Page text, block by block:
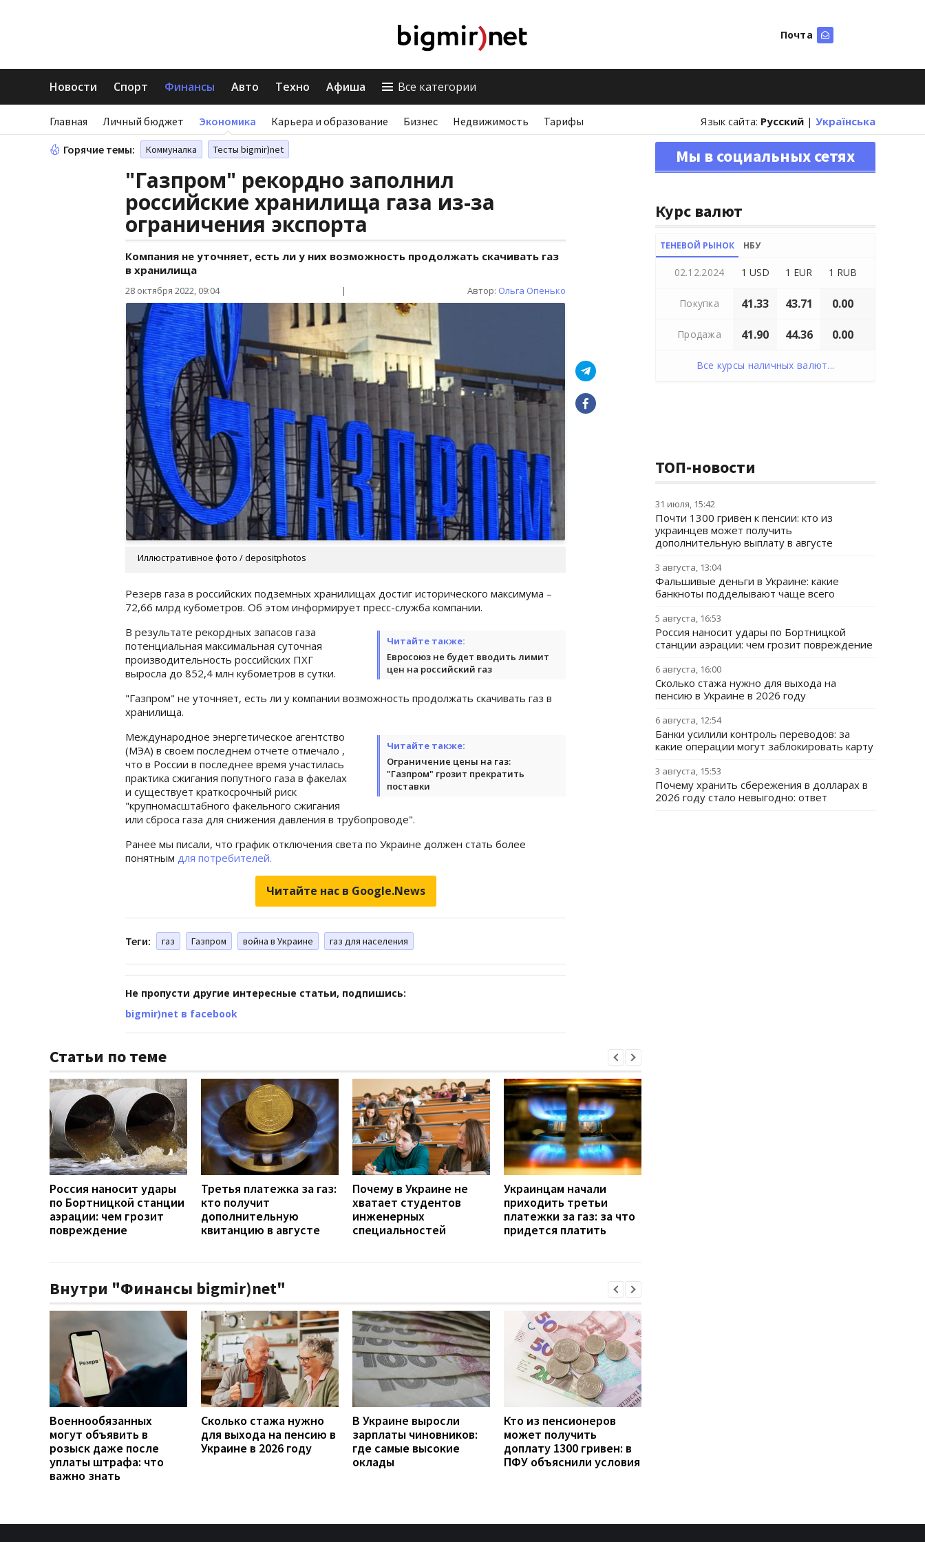
Почта
Новости Спорт Финансы Авто Техно Афиша Все категории
Главная Личный бюджет Экономика Карьера и образование Бизнес Недвижимость Тарифы Язык сайта: Русский | Українська
Горячие темы: Коммуналка Тесты bigmir)net
"Газпром" рекордно заполнил
российские хранилища газа из-за
ограничения экспорта
Компания не уточняет, есть ли у них возможность продолжать скачивать газ
в хранилища
28 октября 2022, 09:04 | Автор: Ольга Опенько
Иллюстративное фото / depositphotos
Резерв газа в российских подземных хранилищах достиг исторического максимума –
72,66 млрд кубометров. Об этом информирует пресс-служба компании.
Читайте также:
Евросоюз не будет вводить лимит
цен на российский газ
В результате рекордных запасов газа
потенциальная максимальная суточная
производительность российских ПХГ
выросла до 852,4 млн кубометров в сутки.
"Газпром" не уточняет, есть ли у компании возможность продолжать скачивать газ в
хранилища.
Читайте также:
Ограничение цены на газ:
"Газпром" грозит прекратить
поставки
Международное энергетическое агентство
(МЭА) в своем последнем отчете отмечало ,
что в России в последнее время участилась
практика сжигания попутного газа в факелах
и существует краткосрочный риск
"крупномасштабного факельного сжигания
или сброса газа для снижения давления в трубопроводе".
Ранее мы писали, что график отключения света по Украине должен стать более
понятным для потребителей.
Читайте нас в Google.News
Теги: газ Газпром война в Украине газ для населения
Не пропусти другие интересные статьи, подпишись:
bigmir)net в facebook
Статьи по теме
Россия наносит удары
по Бортницкой станции
аэрации: чем грозит
повреждение
Третья платежка за газ:
кто получит
дополнительную
квитанцию в августе
Почему в Украине не
хватает студентов
инженерных
специальностей
Украинцам начали
приходить третьи
платежки за газ: за что
придется платить
Внутри "Финансы bigmir)net"
Военнообязанных
могут объявить в
розыск даже после
уплаты штрафа: что
важно знать
Сколько стажа нужно
для выхода на пенсию в
Украине в 2026 году
В Украине выросли
зарплаты чиновников:
где самые высокие
оклады
Кто из пенсионеров
может получить
доплату 1300 гривен: в
ПФУ объяснили условия
Мы в социальных сетях
Курс валют
ТЕНЕВОЙ РЫНОК НБУ
02.12.2024 1 USD 1 EUR 1 RUB
Покупка 41.33 43.71 0.00
Продажа 41.90 44.36 0.00
Все курсы наличных валют...
ТОП-новости
31 июля, 15:42
Почти 1300 гривен к пенсии: кто из
украинцев может получить
дополнительную выплату в августе
3 августа, 13:04
Фальшивые деньги в Украине: какие
банкноты подделывают чаще всего
5 августа, 16:53
Россия наносит удары по Бортницкой
станции аэрации: чем грозит повреждение
6 августа, 16:00
Сколько стажа нужно для выхода на
пенсию в Украине в 2026 году
6 августа, 12:54
Банки усилили контроль переводов: за
какие операции могут заблокировать карту
3 августа, 15:53
Почему хранить сбережения в долларах в
2026 году стало невыгодно: ответ